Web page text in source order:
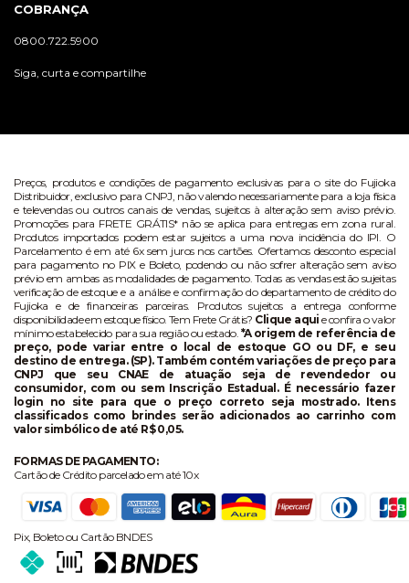
COBRANÇA
0800.722.5900
Siga, curta e compartilhe
Preços, produtos e condições de pagamento exclusivas para o site do Fujioka
Distribuidor, exclusivo para CNPJ, não valendo necessariamente para a loja física
e televendas ou outros canais de vendas, sujeitos à alteração sem aviso prévio.
Promoções para FRETE GRÁTIS* não se aplica para entregas em zona rural.
Produtos importados podem estar sujeitos a uma nova incidência do IPI. O
Parcelamento é em até 6x sem juros nos cartões. Ofertamos desconto especial
para pagamento no PIX e Boleto, podendo ou não sofrer alteração sem aviso
prévio em ambas as modalidades de pagamento. Todas as vendas estão sujeitas
verificação de estoque e a análise e confirmação do departamento de crédito do
Fujioka e de financeiras parceiras. Produtos sujeitos a entrega conforme
disponibilidade em estoque físico. Tem Frete Grátis? Clique aqui e confira o valor
mínimo estabelecido para sua região ou estado. *A origem de referência de
preço, pode variar entre o local de estoque GO ou DF, e seu
destino de entrega. (SP). Também contém variações de preço para
CNPJ que seu CNAE de atuação seja de revendedor ou
consumidor, com ou sem Inscrição Estadual. É necessário fazer
login no site para que o preço correto seja mostrado. Itens
classificados como brindes serão adicionados ao carrinho com
valor simbólico de até R$ 0,05.
FORMAS DE PAGAMENTO:
Cartão de Crédito parcelado em até 10x
Pix, Boleto ou Cartão BNDES